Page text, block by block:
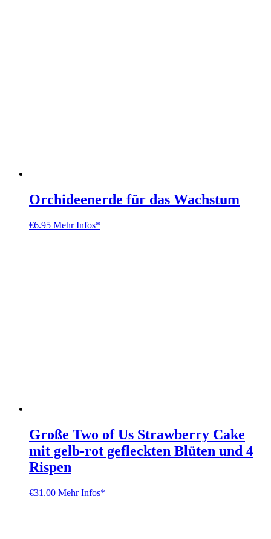
Orchideenerde für das Wachstum
€6.95 Mehr Infos*
Große Two of Us Strawberry Cake
mit gelb-rot gefleckten Blüten und 4
Rispen
€31.00 Mehr Infos*